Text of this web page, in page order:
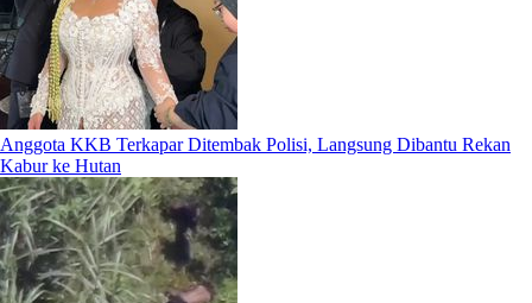
Anggota KKB Terkapar Ditembak Polisi, Langsung Dibantu Rekan
Kabur ke Hutan